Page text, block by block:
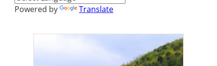
Powered by Translate